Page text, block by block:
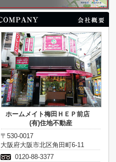
ホームメイト梅田ＨＥＰ前店
(有)住地不動産
〒530-0017
大阪府大阪市北区角田町6-11
0120-88-3377